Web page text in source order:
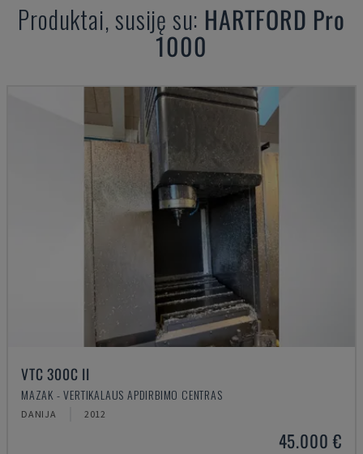
Produktai, susiję su: HARTFORD Pro
1000
VTC 300C II
MAZAK - VERTIKALAUS APDIRBIMO CENTRAS
DANIJA 2012
45.000 €